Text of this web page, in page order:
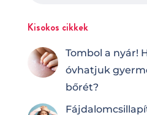
Kisokos cikkek
Tombol a nyár!
óvhatjuk
bőrét?